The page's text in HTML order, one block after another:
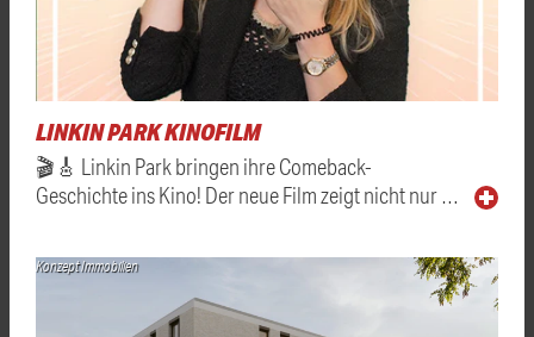
LINKIN PARK KINOFILM
🎬🎸 Linkin Park bringen ihre Comeback-
Geschichte ins Kino! Der neue Film zeigt nicht nur …
Konzept Immobilien